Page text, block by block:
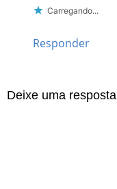
Carregando...
Responder
Deixe uma resposta